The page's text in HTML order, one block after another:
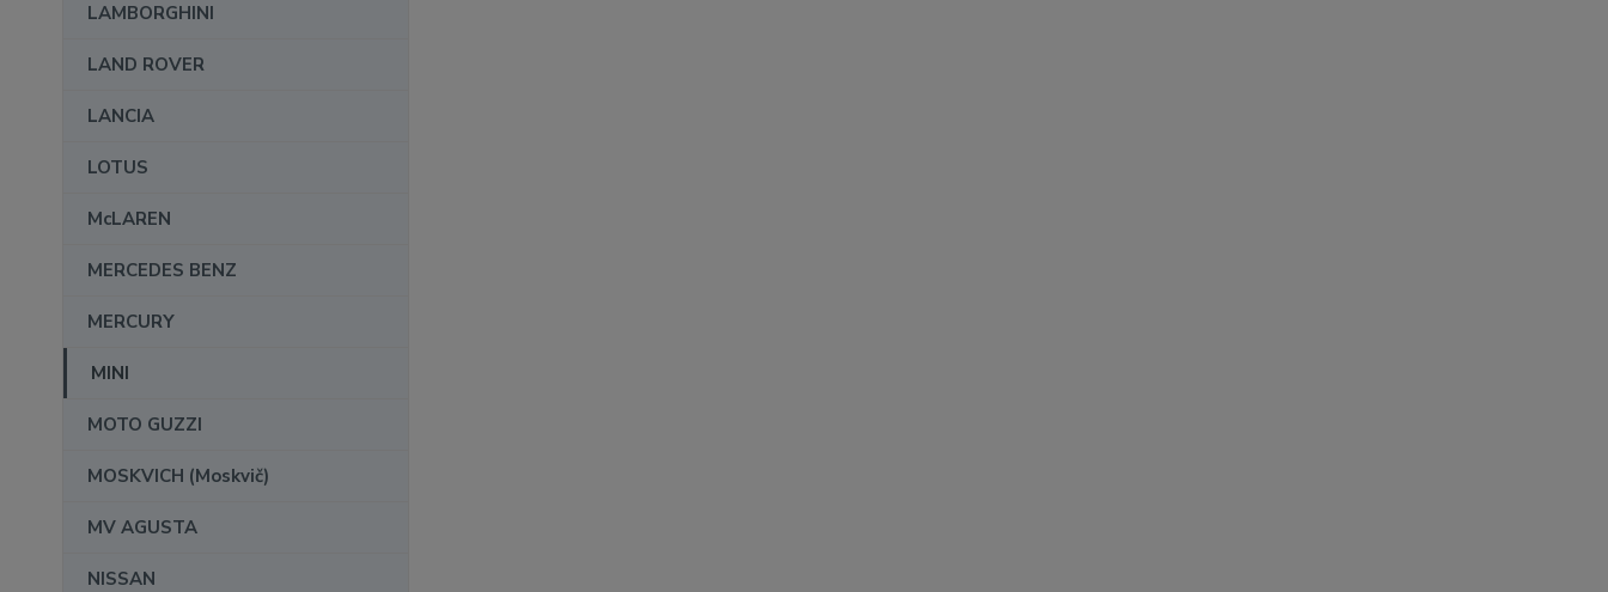
LAMBORGHINI
LAND ROVER
LANCIA
LOTUS
McLAREN
MERCEDES BENZ
MERCURY
MINI
MOTO GUZZI
MOSKVICH (Moskvič)
MV AGUSTA
NISSAN